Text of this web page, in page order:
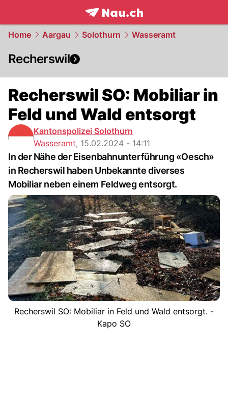
frontpage.NAU.ch
Home Aargau Solothurn Wasseramt
Recherswil
Recherswil SO: Mobiliar in
Feld und Wald entsorgt
Kantonspolizei Solothurn
Wasseramt, 15.02.2024 - 14:11
In der Nähe der Eisenbahnunterführung «Oesch»
in Recherswil haben Unbekannte diverses
Mobiliar neben einem Feldweg entsorgt.
Recherswil SO: Mobiliar in Feld und Wald entsorgt. -
Kapo SO